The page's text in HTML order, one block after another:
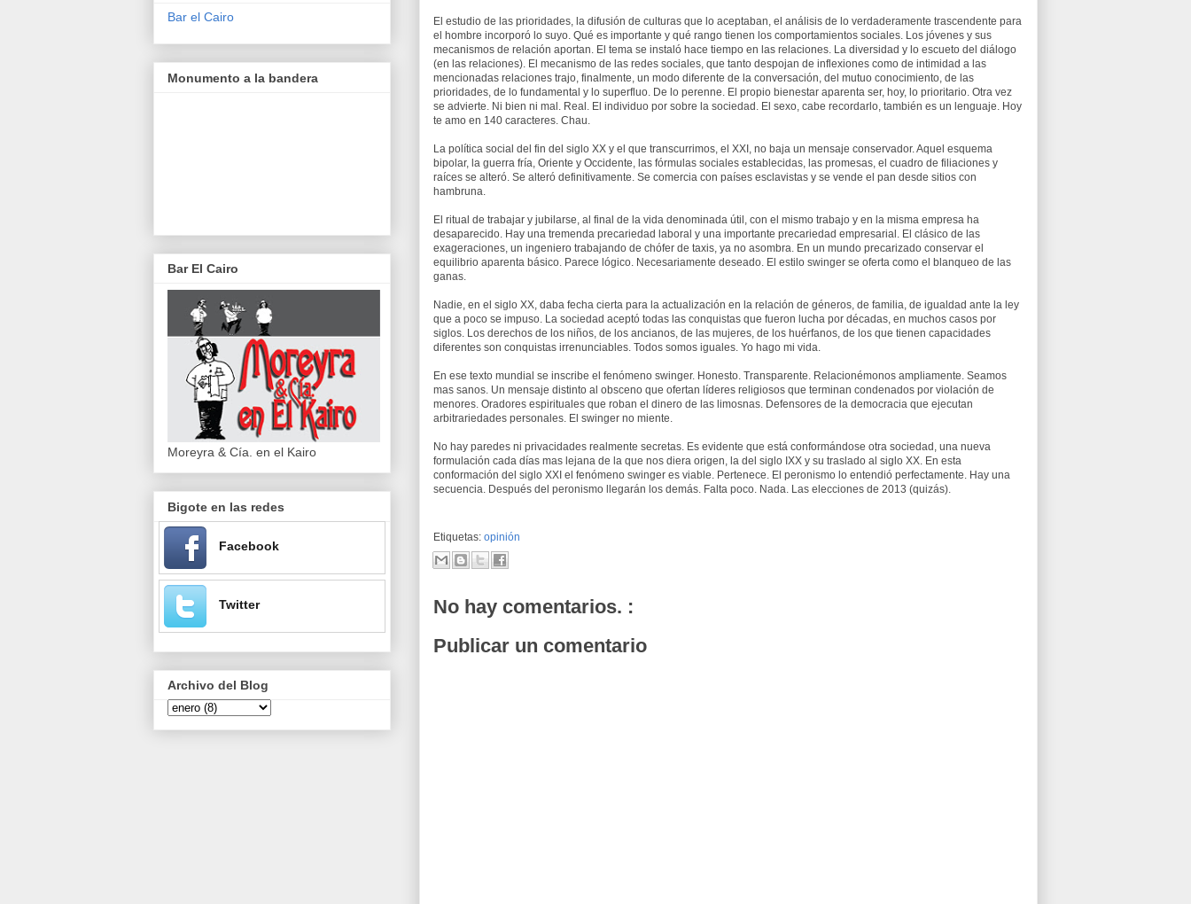
El estudio de las prioridades, la difusión de culturas que lo aceptaban, el análisis de lo verdaderamente trascendente para
el hombre incorporó lo suyo. Qué es importante y qué rango tienen los comportamientos sociales. Los jóvenes y sus
mecanismos de relación aportan. El tema se instaló hace tiempo en las relaciones. La diversidad y lo escueto del diálogo
(en las relaciones). El mecanismo de las redes sociales, que tanto despojan de inflexiones como de intimidad a las
mencionadas relaciones trajo, finalmente, un modo diferente de la conversación, del mutuo conocimiento, de las
prioridades, de lo fundamental y lo superfluo. De lo perenne. El propio bienestar aparenta ser, hoy, lo prioritario. Otra vez
se advierte. Ni bien ni mal. Real. El individuo por sobre la sociedad. El sexo, cabe recordarlo, también es un lenguaje. Hoy
te amo en 140 caracteres. Chau.
La política social del fin del siglo XX y el que transcurrimos, el XXI, no baja un mensaje conservador. Aquel esquema
bipolar, la guerra fría, Oriente y Occidente, las fórmulas sociales establecidas, las promesas, el cuadro de filiaciones y
raíces se alteró. Se alteró definitivamente. Se comercia con países esclavistas y se vende el pan desde sitios con
hambruna.
El ritual de trabajar y jubilarse, al final de la vida denominada útil, con el mismo trabajo y en la misma empresa ha
desaparecido. Hay una tremenda precariedad laboral y una importante precariedad empresarial. El clásico de las
exageraciones, un ingeniero trabajando de chófer de taxis, ya no asombra. En un mundo precarizado conservar el
equilibrio aparenta básico. Parece lógico. Necesariamente deseado. El estilo swinger se oferta como el blanqueo de las
ganas.
Nadie, en el siglo XX, daba fecha cierta para la actualización en la relación de géneros, de familia, de igualdad ante la ley
que a poco se impuso. La sociedad aceptó todas las conquistas que fueron lucha por décadas, en muchos casos por
siglos. Los derechos de los niños, de los ancianos, de las mujeres, de los huérfanos, de los que tienen capacidades
diferentes son conquistas irrenunciables. Todos somos iguales. Yo hago mi vida.
En ese texto mundial se inscribe el fenómeno swinger. Honesto. Transparente. Relacionémonos ampliamente. Seamos
mas sanos. Un mensaje distinto al obsceno que ofertan líderes religiosos que terminan condenados por violación de
menores. Oradores espirituales que roban el dinero de las limosnas. Defensores de la democracia que ejecutan
arbitrariedades personales. El swinger no miente.
No hay paredes ni privacidades realmente secretas. Es evidente que está conformándose otra sociedad, una nueva
formulación cada días mas lejana de la que nos diera origen, la del siglo IXX y su traslado al siglo XX. En esta
conformación del siglo XXI el fenómeno swinger es viable. Pertenece. El peronismo lo entendió perfectamente. Hay una
secuencia. Después del peronismo llegarán los demás. Falta poco. Nada. Las elecciones de 2013 (quizás).
Etiquetas: opinión
No hay comentarios. :
Publicar un comentario
Bar el Cairo
Monumento a la bandera
Bar El Cairo
Moreyra & Cía. en el Kairo
Bigote en las redes
Facebook
Twitter
Archivo del Blog